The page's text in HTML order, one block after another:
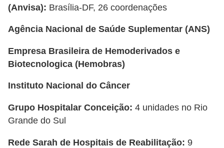
(Anvisa): Brasília-DF, 26 coordenações
Agência Nacional de Saúde Suplementar (ANS)
Empresa Brasileira de Hemoderivados e
Biotecnologica (Hemobras)
Instituto Nacional do Câncer
Grupo Hospitalar Conceição: 4 unidades no Rio
Grande do Sul
Rede Sarah de Hospitais de Reabilitação: 9